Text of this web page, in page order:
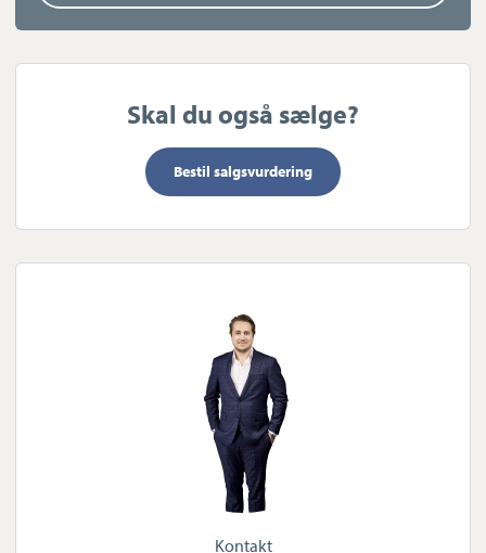
Skal du også sælge?
Bestil salgsvurdering
Kontakt